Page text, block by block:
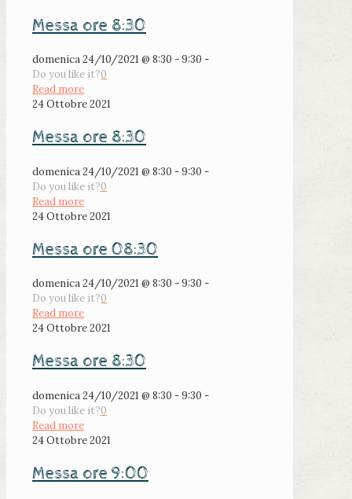
Messa ore 8:30
domenica 24/10/2021 @ 8:30 - 9:30 -
Do you like it?0
Read more
24 Ottobre 2021
Messa ore 8:30
domenica 24/10/2021 @ 8:30 - 9:30 -
Do you like it?0
Read more
24 Ottobre 2021
Messa ore 08:30
domenica 24/10/2021 @ 8:30 - 9:30 -
Do you like it?0
Read more
24 Ottobre 2021
Messa ore 8:30
domenica 24/10/2021 @ 8:30 - 9:30 -
Do you like it?0
Read more
24 Ottobre 2021
Messa ore 9:00